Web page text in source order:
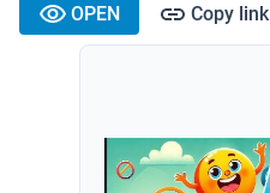
OPEN Copy link